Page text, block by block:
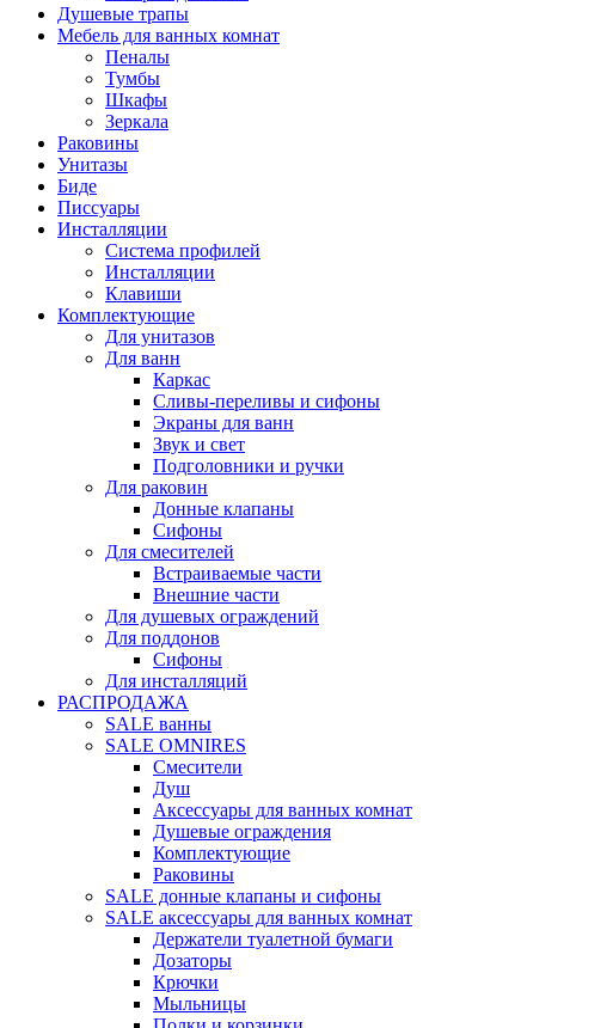
Душевые трапы
Мебель для ванных комнат
Пеналы
Тумбы
Шкафы
Зеркала
Раковины
Унитазы
Биде
Писсуары
Инсталляции
Система профилей
Инсталляции
Клавиши
Комплектующие
Для унитазов
Для ванн
Каркас
Сливы-переливы и сифоны
Экраны для ванн
Звук и свет
Подголовники и ручки
Для раковин
Донные клапаны
Сифоны
Для смесителей
Встраиваемые части
Внешние части
Для душевых ограждений
Для поддонов
Сифоны
Для инсталляций
РАСПРОДАЖА
SALE ванны
SALE OMNIRES
Смесители
Душ
Аксессуары для ванных комнат
Душевые ограждения
Комплектующие
Раковины
SALE донные клапаны и сифоны
SALE аксессуары для ванных комнат
Держатели туалетной бумаги
Дозаторы
Крючки
Мыльницы